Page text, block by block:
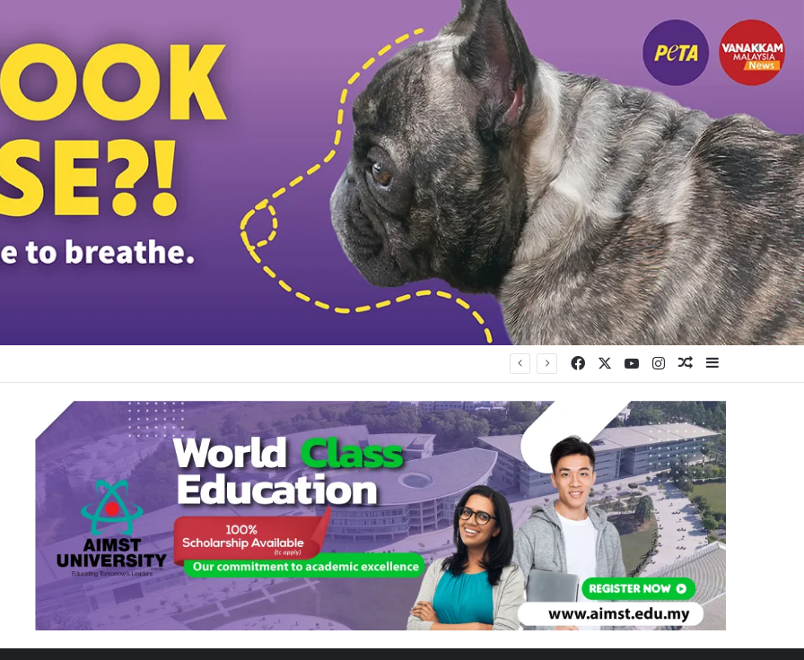
Facebook YouTubeInstagramRandom Article